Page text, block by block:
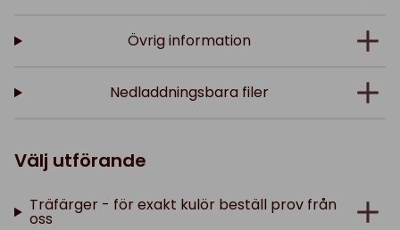
Övrig information
Nedladdningsbara filer
Välj utförande
Träfärger - för exakt kulör beställ prov från
oss